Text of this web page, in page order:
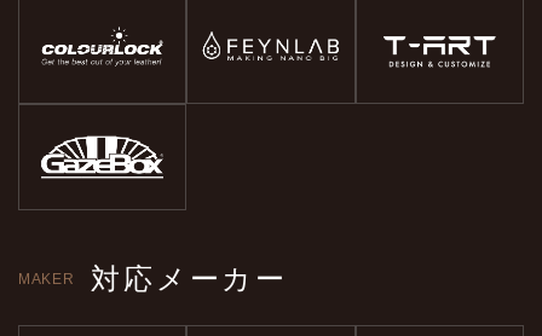
MAKER 対応メーカー